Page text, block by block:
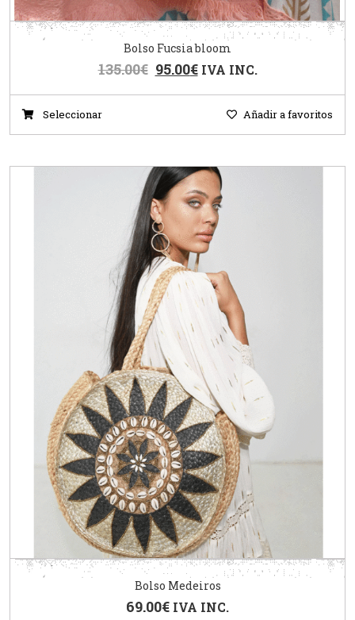
Bolso Fucsia bloom
135.00€ 95.00€ IVA INC.
Seleccionar Añadir a favoritos
Bolso Medeiros
69.00€ IVA INC.